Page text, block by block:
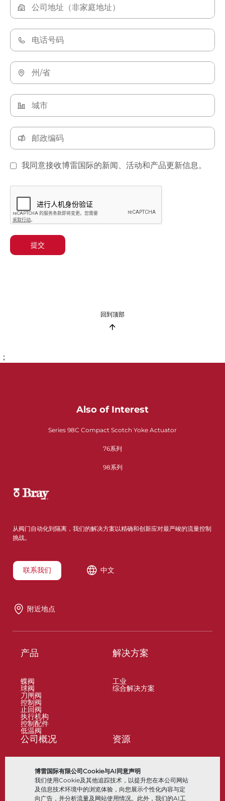
博雷国际有限公司Cookie与AI同意声明
我们使用Cookie及其他追踪技术，以提升您在本公司网站
及信息技术环境中的浏览体验，向您展示个性化内容与定
向广告，并分析流量及网站使用情况。此外，我们的AI工
我同意接收博雷国际的新闻、活动和产品更新信息。
提交
回到顶部
；
Also of Interest
Series 98C Compact Scotch Yoke Actuator
76系列
98系列
从阀门自动化到隔离，我们的解决方案以精确和创新应对最严峻的流量控制
挑战。
联系我们 中文
附近地点
产品
蝶阀
球阀
刀闸阀
控制阀
止回阀
执行机构
控制配件
低温阀
解决方案
工业
综合解决方案
公司概况
合作伙伴
可持续性
客户门户
资源
文档
知识中心
软件
材料选择